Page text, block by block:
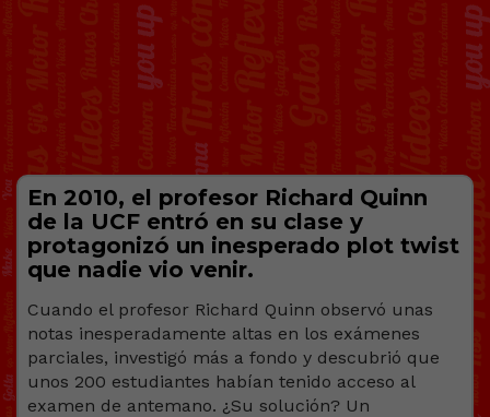
En 2010, el profesor Richard Quinn
de la UCF entró en su clase y
protagonizó un inesperado plot twist
que nadie vio venir.
Cuando el profesor Richard Quinn observó unas
notas inesperadamente altas en los exámenes
parciales, investigó más a fondo y descubrió que
unos 200 estudiantes habían tenido acceso al
examen de antemano. ¿Su solución? Un